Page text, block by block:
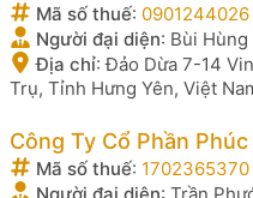
Mã số thuế: 0901244026
Người đại diện: Bùi Hùng
Địa chỉ:Đảo Dừa 7-14
Trụ, Tỉnh Hưng Yên, Việt
Công Ty Cổ Phần
Mã số thuế: 1702365370